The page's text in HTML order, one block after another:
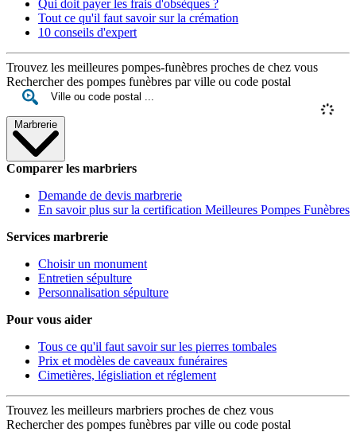
Qui doit payer les frais d'obsèques ?
Tout ce qu'il faut savoir sur la crémation
10 conseils d'expert
Trouvez les meilleures pompes-funèbres proches de chez vous
Rechercher des pompes funèbres par ville ou code postal
Marbrerie
Comparer les marbriers
Demande de devis marbrerie
En savoir plus sur la certification Meilleures Pompes Funèbres
Services marbrerie
Choisir un monument
Entretien sépulture
Personnalisation sépulture
Pour vous aider
Tous ce qu'il faut savoir sur les pierres tombales
Prix et modèles de caveaux funéraires
Cimetières, législiation et réglement
Trouvez les meilleurs marbriers proches de chez vous
Rechercher des pompes funèbres par ville ou code postal